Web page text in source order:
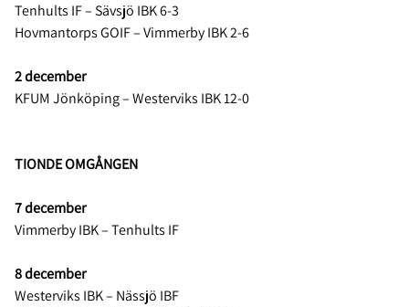
Tenhults IF – Sävsjö IBK 6-3
Hovmantorps GOIF – Vimmerby IBK 2-6
2 december
KFUM Jönköping – Westerviks IBK 12-0
TIONDE OMGÅNGEN
7 december
Vimmerby IBK – Tenhults IF
8 december
Westerviks IBK – Nässjö IBF